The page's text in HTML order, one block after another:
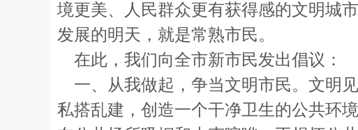
境更美、人民群众更有获得感的文明城
发展的明天，就是常熟市民。
在此，我们向全市新市民发出倡议：
一、从我做起，争当文明市民。文明
私搭乱建，创造一个干净卫生的公共环